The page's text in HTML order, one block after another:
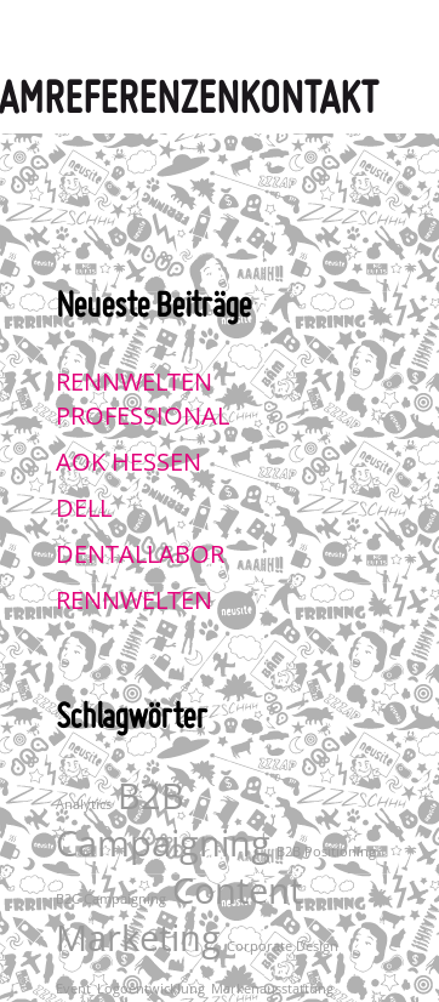
REFERENZENKONTAKT
Neueste Beiträge
RENNWELTEN
PROFESSIONAL
AOK HESSEN
DELL
DENTALLABOR
RENNWELTEN
Schlagwörter
Analytics B2B
Campaigning B2B Positioning
B2C Campaigning Content
Marketing Corporate Design
Event Logoentwicklung Markenausstattung